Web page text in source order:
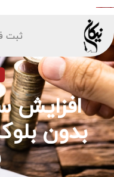
ثبت
افزایش
بدون